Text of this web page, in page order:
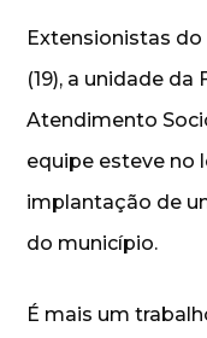
Extensionistas
(19), a unidade da
Atendimento
equipe esteve no
implantação de
do município.
É mais um